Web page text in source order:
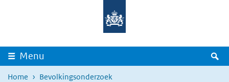
Overslaan en naar de inhoud gaan
Menu
Home
Bevolkingsonderzoek